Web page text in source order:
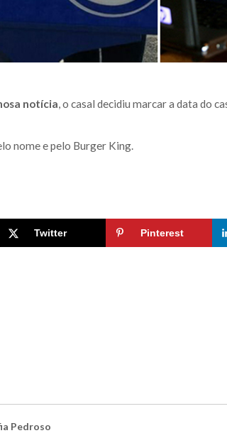
notícia, o casal decidiu marcar a data do
nome e pelo Burger King.
Twitter Pinterest
Pedroso